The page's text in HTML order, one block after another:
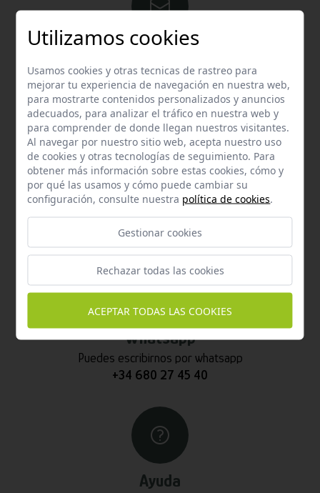
Contacta con nosotros vía email
hola@welovemascotas.com
Teléfono
587 870
Whatsapp
Puedes escribirnos por whatsapp
+34 680 27 45 40
Ayuda
Utilizamos cookies
Usamos cookies y otras tecnicas de rastreo para
mejorar tu experiencia de navegación en nuestra web,
para mostrarte contenidos personalizados y anuncios
adecuados, para analizar el tráfico en nuestra web y
para comprender de donde llegan nuestros visitantes.
Al navegar por nuestro sitio web, acepta nuestro uso
de cookies y otras tecnologías de seguimiento. Para
obtener más información sobre estas cookies, cómo y
por qué las usamos y cómo puede cambiar su
configuración, consulte nuestra política de cookies.
Gestionar cookies
Rechazar todas las cookies
ACEPTAR TODAS LAS COOKIES